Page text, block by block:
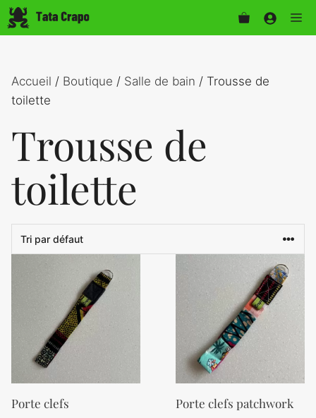
Aller
au
Accueil / Boutique / Salle de bain / Trousse de
toilette
Trousse de
toilette
Porte clefs Porte clefs patchwork